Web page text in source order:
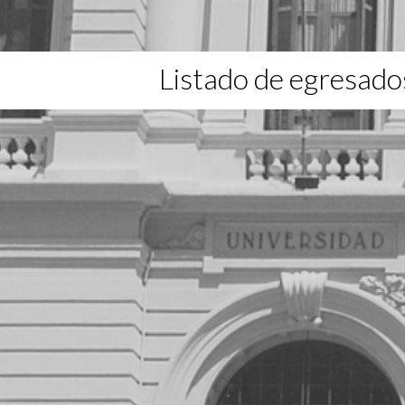
Listado de